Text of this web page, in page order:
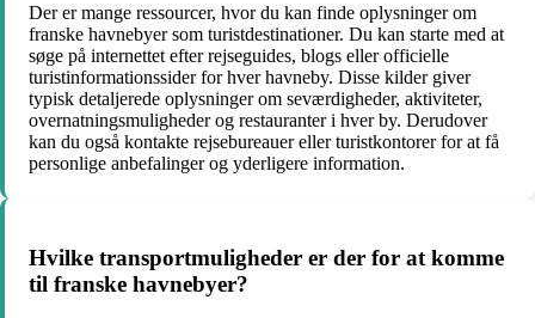
Der er mange ressourcer, hvor du kan finde oplysninger om
franske havnebyer som turistdestinationer. Du kan starte med at
søge på internettet efter rejseguides, blogs eller officielle
turistinformationssider for hver havneby. Disse kilder giver
typisk detaljerede oplysninger om seværdigheder, aktiviteter,
overnatningsmuligheder og restauranter i hver by. Derudover
kan du også kontakte rejsebureauer eller turistkontorer for at få
personlige anbefalinger og yderligere information.
Hvilke transportmuligheder er der for at komme
til franske havnebyer?